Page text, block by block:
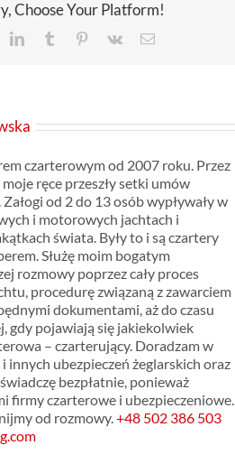
Choose Your Platform!
LinkedInTumblr Pinterest
Vk Email
czarterowym od 2007 roku. Przez
ręce przeszły setki umów
od 2 do 13 osób wypływały w
i motorowych jachtach i
świata. Były to i są czartery
Służę moim bogatym
rozmowy poprzez cały proces
procedurę związaną z zawarciem
dokumentami, aż do czasu
gdy pojawiają się jakiekolwiek
– czarterujący. Doradzam w
innych ubezpieczeń żeglarskich oraz
bezpłatnie, ponieważ
firmy czarterowe i ubezpieczeniowe.
od rozmowy. +48 502 386 503